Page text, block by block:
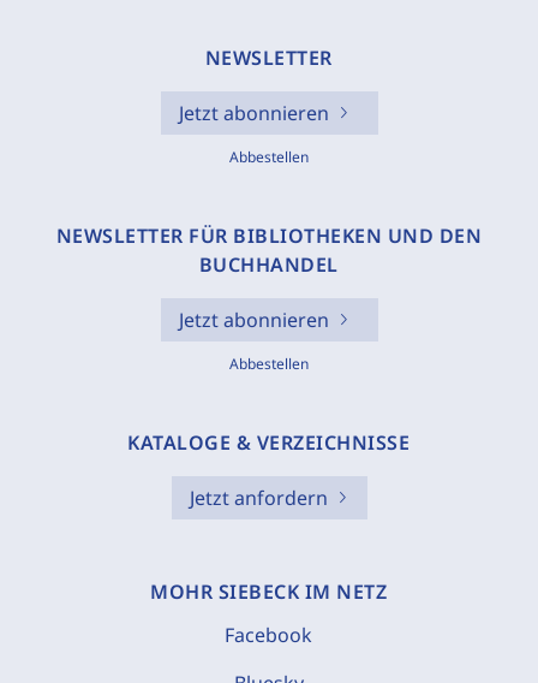
NEWSLETTER
Jetzt abonnieren
Abbestellen
NEWSLETTER FÜR BIBLIOTHEKEN UND DEN
BUCHHANDEL
Jetzt abonnieren
Abbestellen
KATALOGE & VERZEICHNISSE
Jetzt anfordern
MOHR SIEBECK IM NETZ
Facebook